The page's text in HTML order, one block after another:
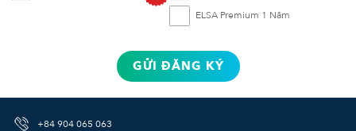
ELSA Premium 1 Năm
GỬI ĐĂNG KÝ
+84 904 065 063